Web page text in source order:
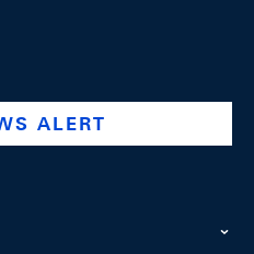
company/swiss-national-
@swissnationalbank
ALERT